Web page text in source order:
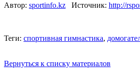
Автор: sportinfo.kz Источник: http://
Теги: спортивная гимнастика,
Вернуться к списку материалов